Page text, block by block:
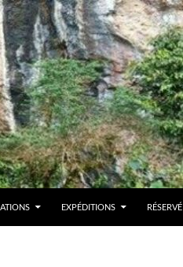
EXPÉDITIONS RÉSERVÉ